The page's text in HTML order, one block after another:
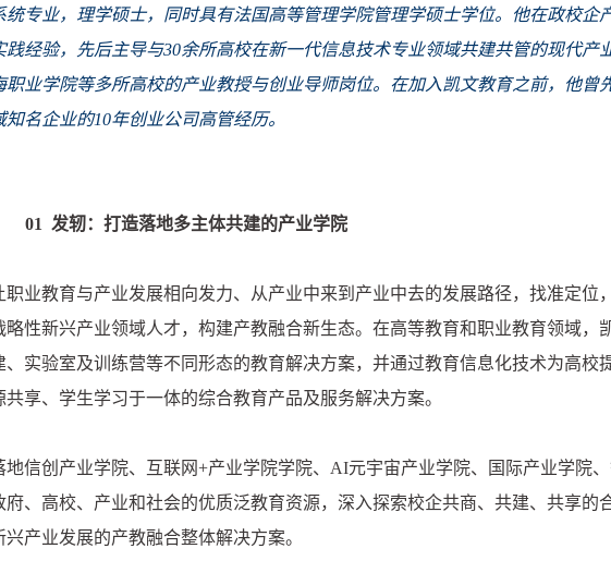
专业，理学硕士，同时具有法国高等管理学院管理学硕士学位。他在政校企
经验，先后主导与30余所高校在新一代信息技术专业领域共建共管的现代产
业学院等多所高校的产业教授与创业导师岗位。在加入凯文教育之前，他曾
名企业的10年创业公司高管经历。
01 发轫：打造落地多主体共建的产业学院
业教育与产业发展相向发力、从产业中来到产业中去的发展路径，找准定位
性新兴产业领域人才，构建产教融合新生态。在高等教育和职业教育领域，
实验室及训练营等不同形态的教育解决方案，并通过教育信息化技术为高校
享、学生学习于一体的综合教育产品及服务解决方案。
信创产业学院、互联网+产业学院学院、AI元宇宙产业学院、国际产业学院
、高校、产业和社会的优质泛教育资源，深入探索校企共商、共建、共享的
产业发展的产教融合整体解决方案。